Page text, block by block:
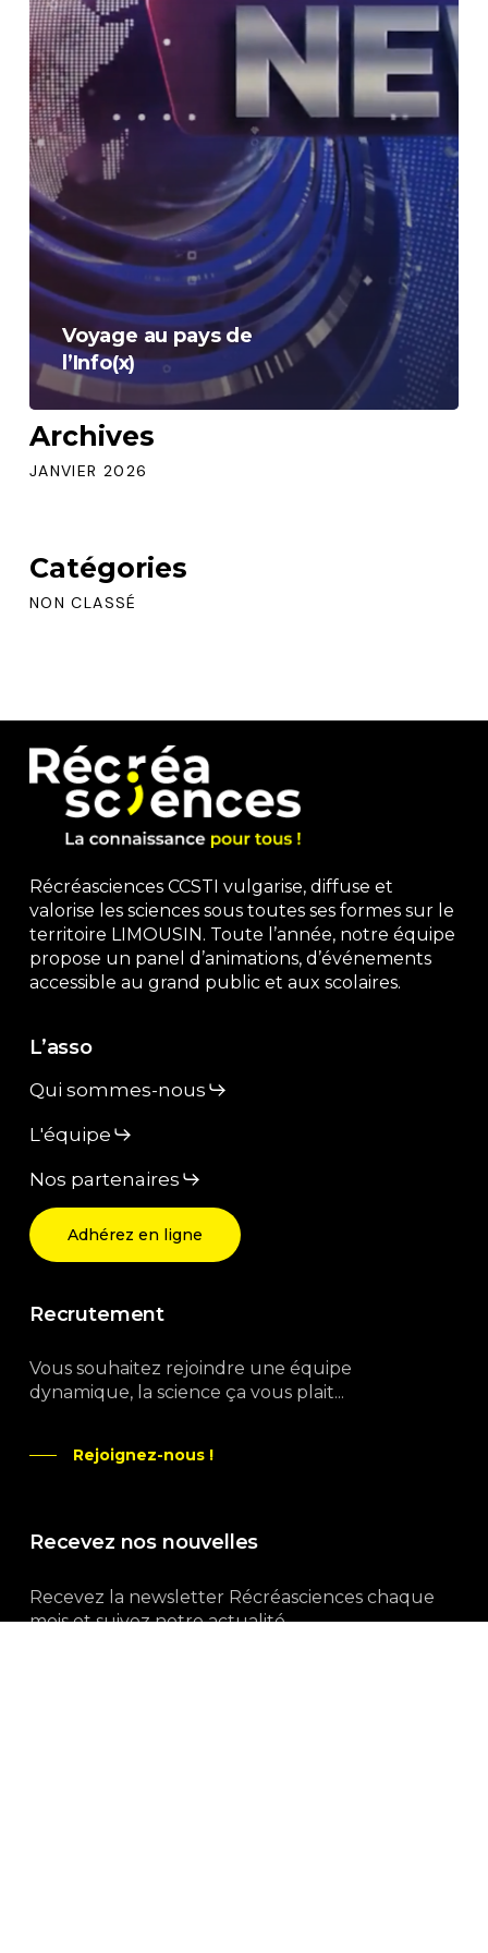
Voyage au pays de
l’Info(x)
Archives
JANVIER 2026
Catégories
NON CLASSÉ
Récréasciences CCSTI vulgarise, diffuse et
valorise les sciences sous toutes ses formes sur le
territoire LIMOUSIN. Toute l’année, notre équipe
propose un panel d’animations, d’événements
accessible au grand public et aux scolaires.
L’asso
Qui sommes-nous
L'équipe
Nos partenaires
Adhérez en ligne
Recrutement
Vous souhaitez rejoindre une équipe
dynamique, la science ça vous plait...
Rejoignez-nous !
Recevez nos nouvelles
Recevez la newsletter Récréasciences chaque
mois et suivez notre actualité...